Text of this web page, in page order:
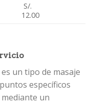
S/.
12.00
un tipo de masaje
específicos
un